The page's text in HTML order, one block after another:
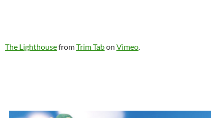
The LighthousefromTrim Tabon Vimeo.